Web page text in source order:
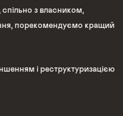
з власником,
порекомендуємо кращий
і реструктуризацією